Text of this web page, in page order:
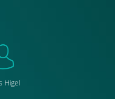
Higel